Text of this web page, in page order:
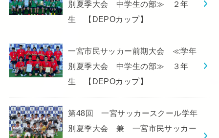
別夏季大会 中学生の部≫ ２年
生 【DEPOカップ】
一宮市民サッカー前期大会 ≪学年
別夏季大会 中学生の部≫ ３年
生 【DEPOカップ】
第48回 一宮サッカースクール学年
別夏季大会 兼 一宮市民サッカー